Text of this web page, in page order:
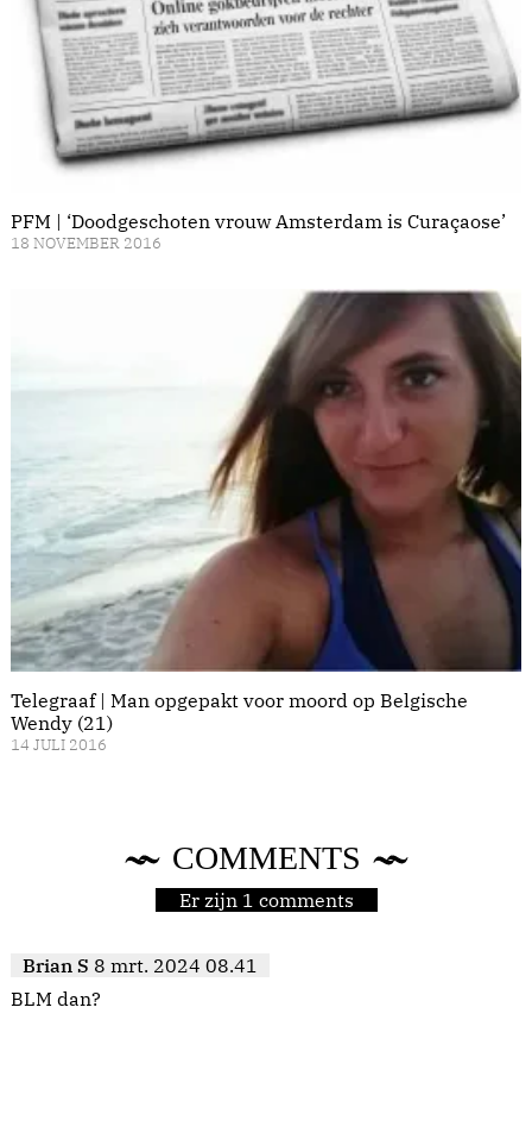
PFM | ‘Doodgeschoten vrouw Amsterdam is Curaçaose’
18 NOVEMBER 2016
Telegraaf | Man opgepakt voor moord op Belgische
Wendy (21)
14 JULI 2016
COMMENTS
Er zijn 1 comments
Brian S 8 mrt. 2024 08.41
BLM dan?